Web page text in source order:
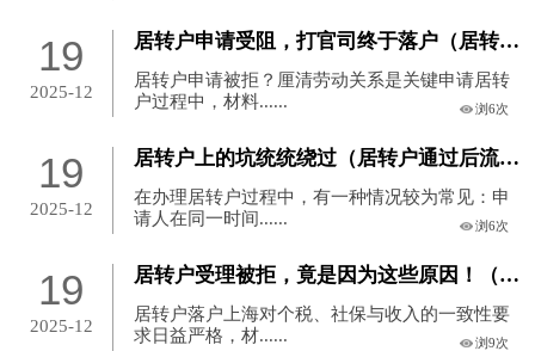
19
2025-12
居转户申请受阻，打官司终于落户（居转户成功率高吗）
居转户申请被拒？厘清劳动关系是关键申请居转
户过程中，材料......
浏6次
19
2025-12
居转户上的坑统统绕过（居转户通过后流程）
在办理居转户过程中，有一种情况较为常见：申
请人在同一时间......
浏6次
19
2025-12
居转户受理被拒，竟是因为这些原因！（居转户办理流程）
居转户落户上海对个税、社保与收入的一致性要
求日益严格，材......
浏9次